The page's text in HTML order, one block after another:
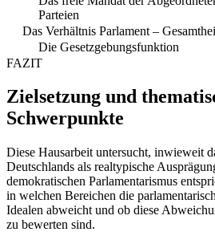
Parteien
Das Verhältnis Parlament –
Die Gesetzgebungsfunktion
FAZIT
Zielsetzung und
Schwerpunkte
Diese Hausarbeit untersucht, inwieweit
Deutschlands als realtypische
demokratischen Parlamentarismus
in welchen Bereichen die
Idealen abweicht und ob diese
zu bewerten sind.